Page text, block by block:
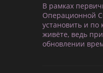
В рамках
Операционной
установить и
живёте, ведь
обновлении